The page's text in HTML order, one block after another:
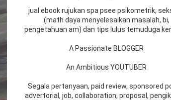
jual ebook rujukan spa psee psikometrik,
(math daya menyelesaikan masalah, bi,
pengetahuan am) dan tips lulus temuduga
A Passionate BLOGGER
An Ambitious YOUTUBER
Segala pertanyaan, paid review, sponsored
advertorial, job, collaboration, proposal,